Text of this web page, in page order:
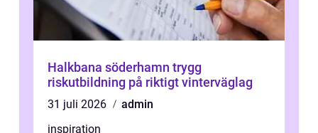
Halkbana söderhamn trygg
riskutbildning på riktigt vinterväglag
31 juli 2026
admin
inspiration